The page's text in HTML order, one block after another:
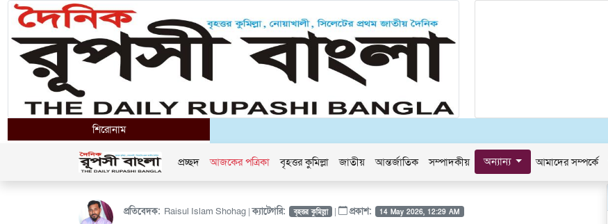
শিরোনাম
প্রচ্ছদ আজকের পত্রিকা বৃহত্তর কুমিল্লা জাতীয় আন্তর্জাতিক সম্পাদকীয় অন্যান্য আমাদের সম্পর্কে
প্রতিবেদক: Raisul Islam Shohag |ক্যাটেগরি: বৃহত্তর কুমিল্লা | প্রকাশ: 14 May 2026, 12:29 AM